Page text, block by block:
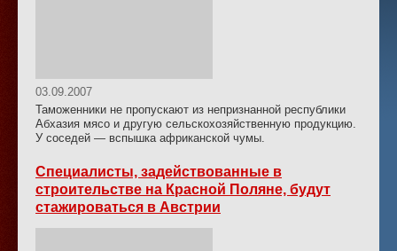
03.09.2007
Таможенники не пропускают из непризнанной республики
Абхазия мясо и другую сельскохозяйственную продукцию.
У соседей — вспышка африканской чумы.
Специалисты, задействованные в
строительстве на Красной Поляне, будут
стажироваться в Австрии